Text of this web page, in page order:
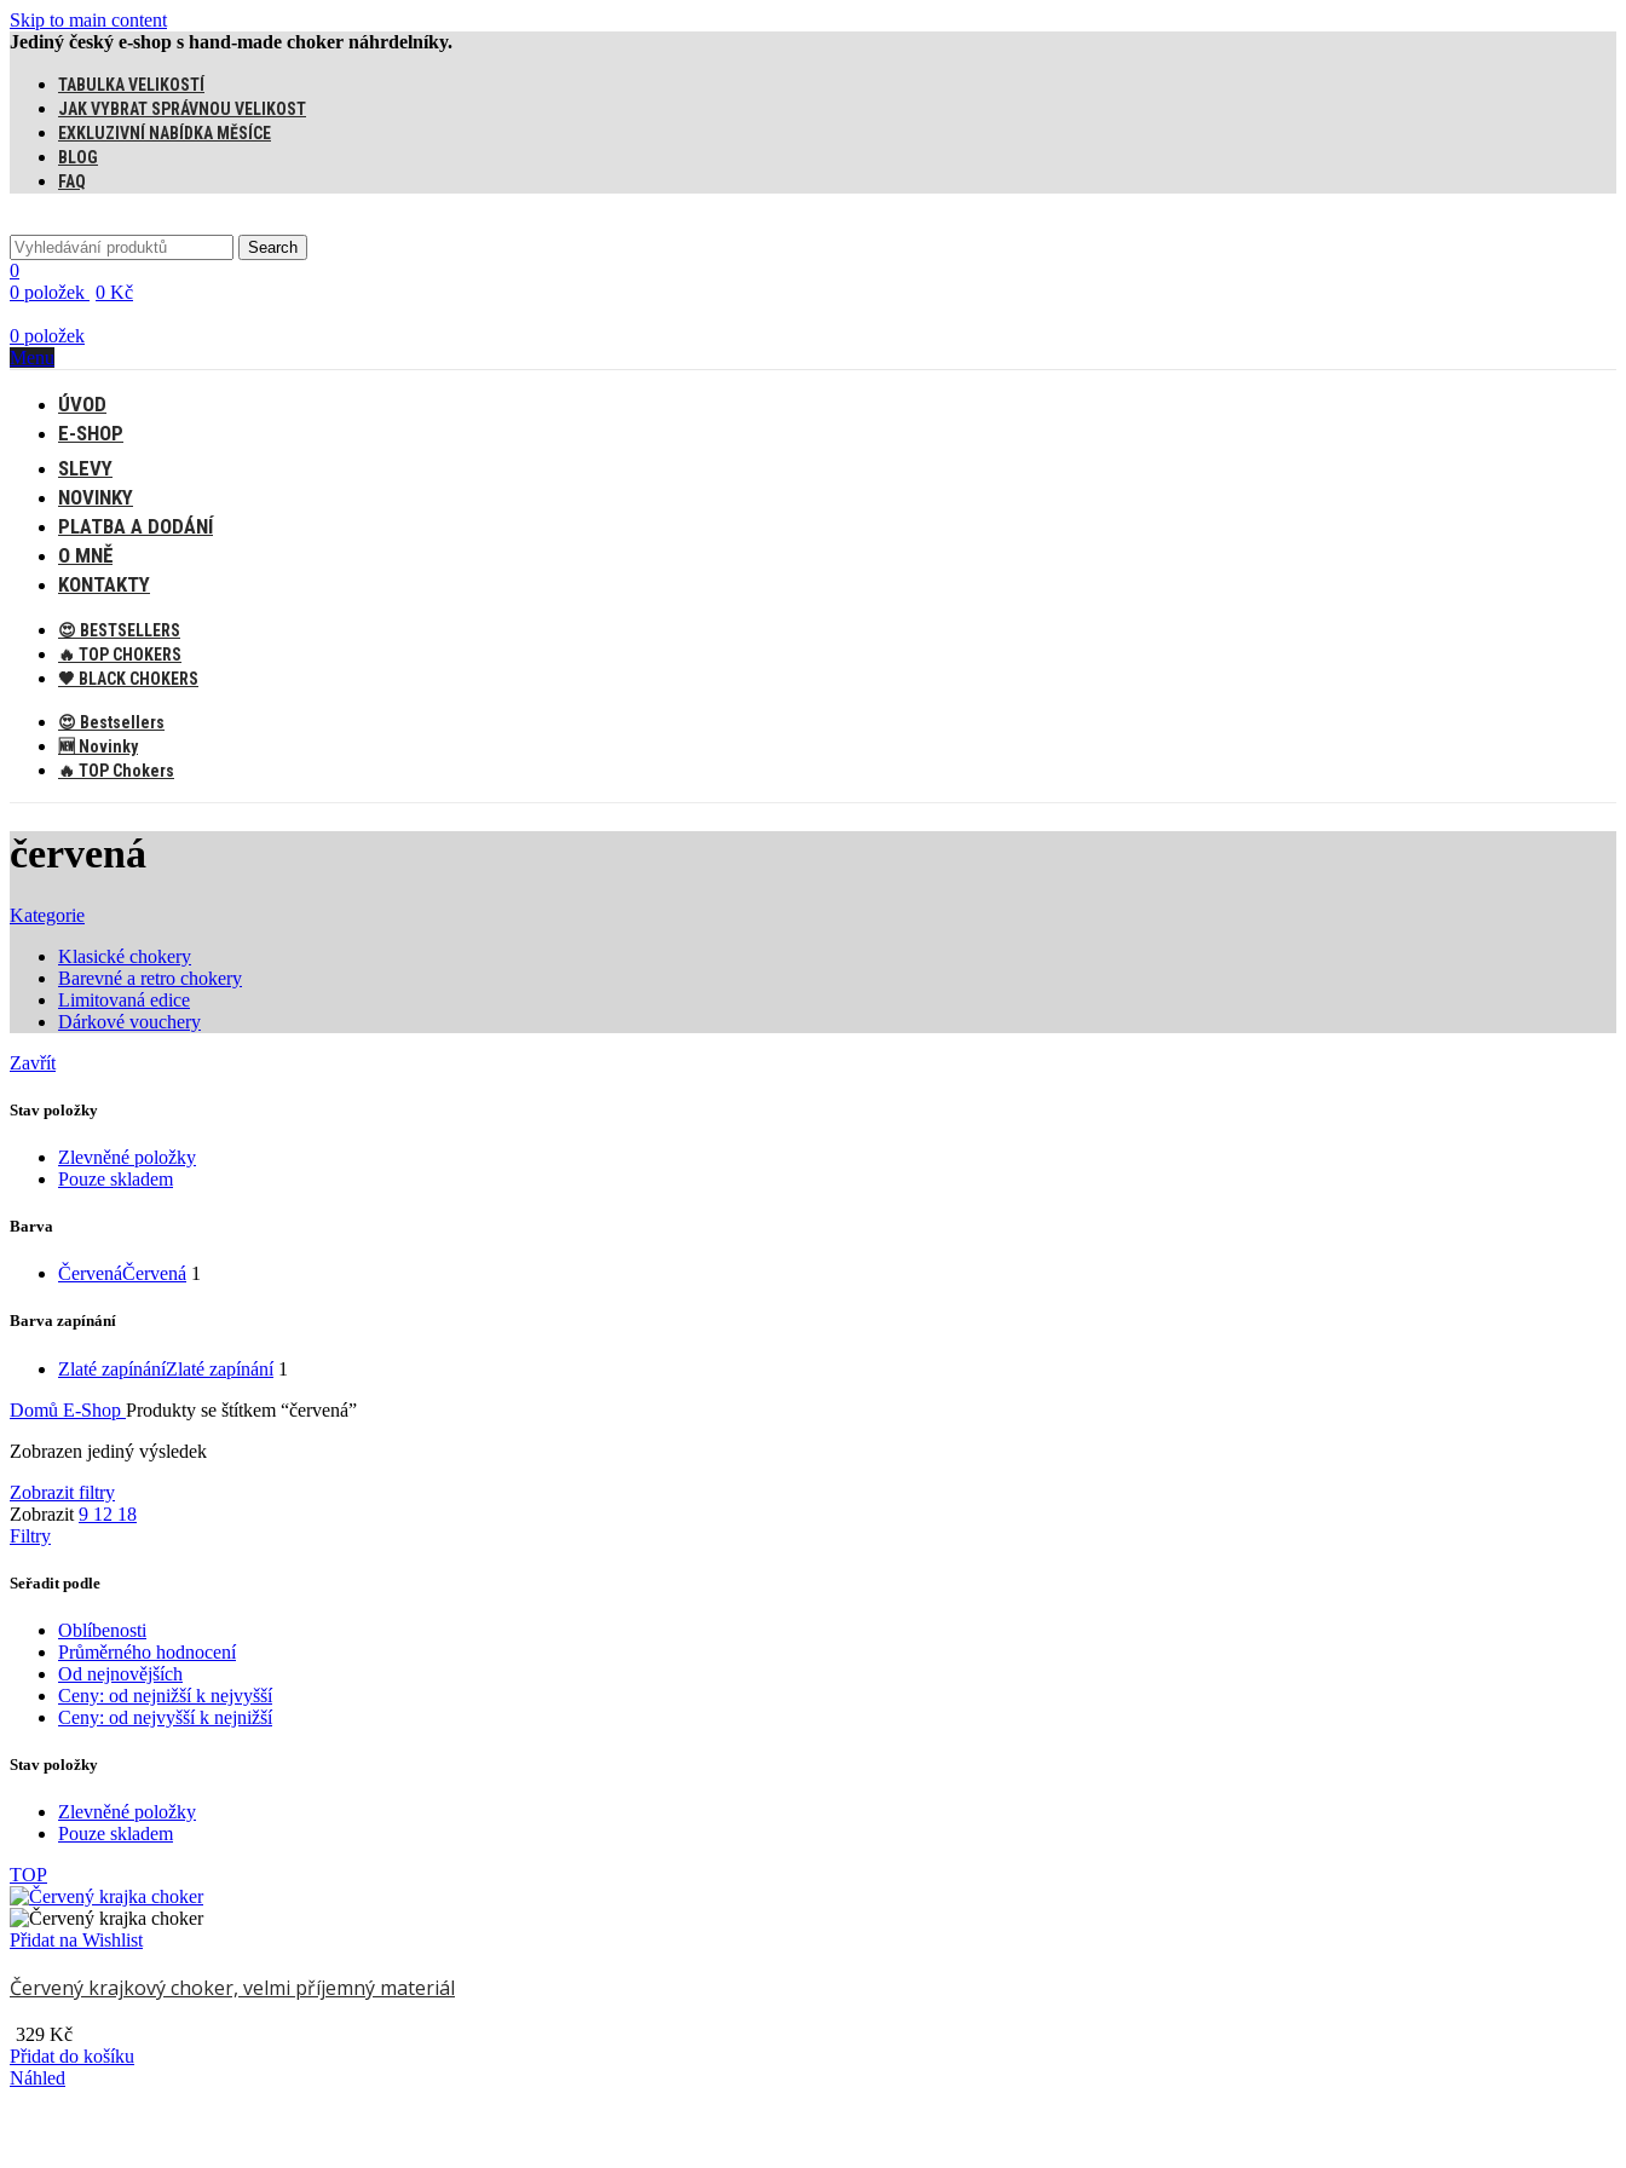
Skip to main content
Jediný český e-shop s hand-made choker náhrdelníky.
TABULKA VELIKOSTÍ
JAK VYBRAT SPRÁVNOU VELIKOST
EXKLUZIVNÍ NABÍDKA MĚSÍCE
BLOG
FAQ
Search
0
0 položek 0 Kč
0 položek
Menu
ÚVOD
E-SHOP
SLEVY
NOVINKY
PLATBA A DODÁNÍ
O MNĚ
KONTAKTY
😍 BESTSELLERS
🔥 TOP CHOKERS
🖤 BLACK CHOKERS
😍 Bestsellers
🆕 Novinky
🔥 TOP Chokers
červená
Kategorie
Klasické chokery
Barevné a retro chokery
Limitovaná edice
Dárkové vouchery
Zavřít
Stav položky
Zlevněné položky
Pouze skladem
Barva
ČervenáČervená 1
Barva zapínání
Zlaté zapínáníZlaté zapínání 1
Domů E-Shop Produkty se štítkem “červená”
Zobrazen jediný výsledek
Zobrazit filtry
Zobrazit 9 12 18
Filtry
Seřadit podle
Oblíbenosti
Průměrného hodnocení
Od nejnovějších
Ceny: od nejnižší k nejvyšší
Ceny: od nejvyšší k nejnižší
Stav položky
Zlevněné položky
Pouze skladem
TOP
Přidat na Wishlist
Červený krajkový choker, velmi příjemný materiál
329 Kč
Přidat do košíku
Náhled